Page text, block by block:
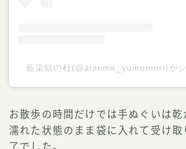
藍染結の杜(@aizome_yuinomori)が
お散歩の時間だけでは手ぬぐいは乾
濡れた状態のまま袋に入れて受け取
了でした。